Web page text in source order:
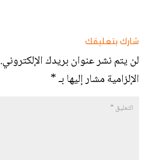
شارك بتعليقك
لن يتم نشر عنوان بريدك الإلكتروني.
الإلزامية مشار إليها بـ*